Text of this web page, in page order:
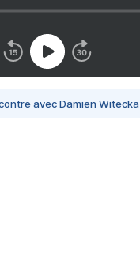
avec Damien Witecka